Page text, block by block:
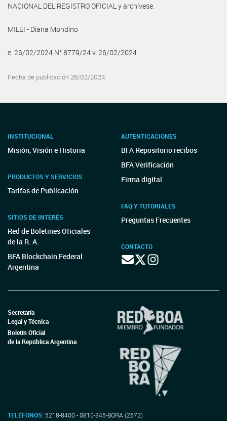
NACIONAL DEL REGISTRO OFICIAL y archívese.
MILEI - Diana Mondino
e. 26/02/2024 N° 8779/24 v. 26/02/2024
Fecha de publicación 26/02/2024
INSTITUCIONAL
Misión, Visión e Historia
PRODUCTOS Y SERVICIOS
Tarifas de Publicación
SITIOS DE INTERÉS
Red de Boletines Oficiales
de la R. A.
BFA Blockchain Federal
Argentina
AUTENTICACIONES
BFA Repositorio recibos
BFA Verificación
Firma digital
FAQ Y TUTORIALES
Preguntas Frecuentes
CONTACTO
Secretaría
Legal y Técnica
Boletín Oficial
de la República Argentina
TELÉFONOS: 5218-8400 - 0810-345-BORA (2672)